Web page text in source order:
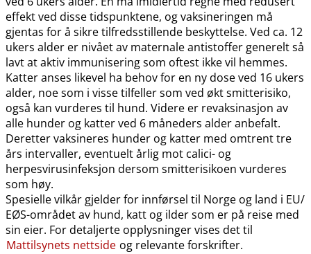
effekt ved disse tidspunktene, og vaksineringen må
gjentas for å sikre tilfredsstillende beskyttelse. Ved ca. 12
ukers alder er nivået av maternale antistoffer generelt så
lavt at aktiv immunisering som oftest ikke vil hemmes.
Katter anses likevel ha behov for en ny dose ved 16 ukers
alder, noe som i visse tilfeller som ved økt smitterisiko,
også kan vurderes til hund. Videre er revaksinasjon av
alle hunder og katter ved 6 måneders alder anbefalt.
Deretter vaksineres hunder og katter med omtrent tre
års intervaller, eventuelt årlig mot calici- og
herpesvirusinfeksjon dersom smitterisikoen vurderes
som høy.
Spesielle vilkår gjelder for innførsel til Norge og land i EU​/​
EØS-området av hund, katt og ilder som er på reise med
sin eier. For detaljerte opplysninger vises det til
Mattilsynets nettside og relevante forskrifter.